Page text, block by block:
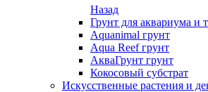
Назад
Грунт для аквариума и
Aquanimal грунт
Aqua Reef грунт
АкваГрунт грунт
Кокосовый субстрат
Искусственные растения и